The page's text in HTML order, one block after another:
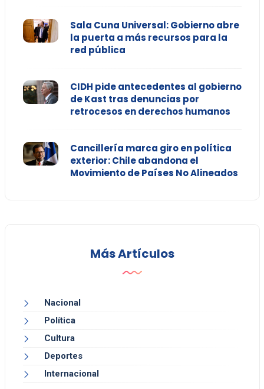
Sala Cuna Universal: Gobierno abre
la puerta a más recursos para la
red pública
CIDH pide antecedentes al gobierno
de Kast tras denuncias por
retrocesos en derechos humanos
Cancillería marca giro en política
exterior: Chile abandona el
Movimiento de Países No Alineados
Más Artículos
Nacional
Política
Cultura
Deportes
Internacional